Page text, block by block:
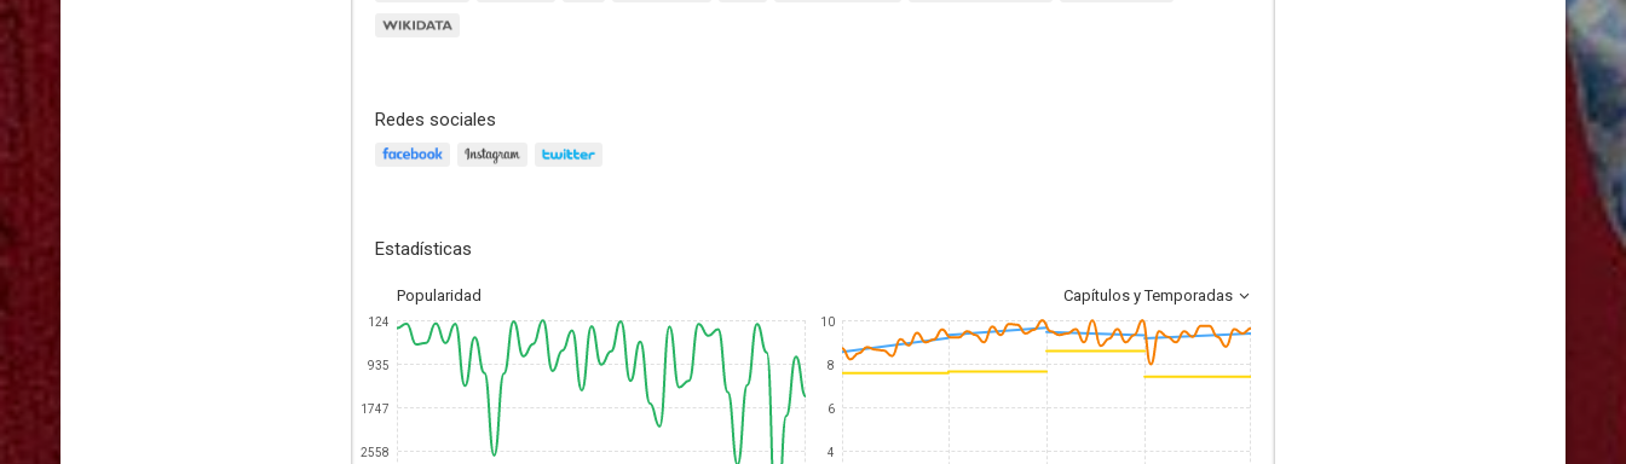
Redes sociales
Estadísticas
Popularidad Capítulos y Temporadas
124
935
1747
2558
10
8
6
4